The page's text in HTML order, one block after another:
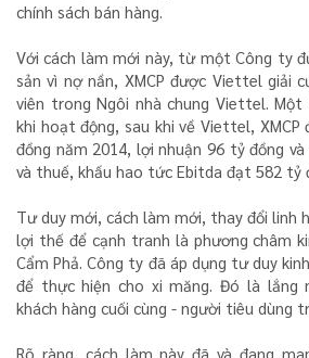
chính sách bán hàng.
Với cách làm mới này, từ một Công ty
sản vì nợ nần, XMCP được Viettel giải
viên trong Ngôi nhà chung Viettel.
khi hoạt động, sau khi về Viettel,
đồng năm 2014, lợi nhuận 96 tỷ đồng
và thuế, khấu hao tức Ebitda đạt 582 tỷ
Tư duy mới, cách làm mới, thay đổi linh
lợi thế để cạnh tranh là phương châm
Cẩm Phả. Công ty đã áp dụng tư duy
để thực hiện cho xi măng. Đó là lắng
khách hàng cuối cùng - người tiêu dùng
Rõ ràng, cách làm này đã và đang